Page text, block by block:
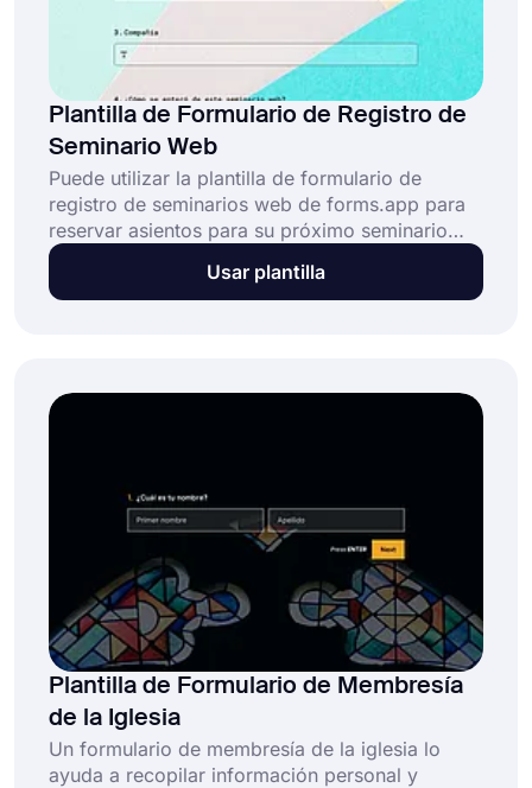
Plantilla de Formulario de Registro de
Seminario Web
Puede utilizar la plantilla de formulario de
registro de seminarios web de forms.app para
reservar asientos para su próximo seminario
web en línea. Puede comenzar rápidamente con
esta plantilla de formulario lista para usar,
la página de registro de su seminario web. Es
totalmente gratuito y no requiere habilidades de
Usar plantilla
Plantilla de Formulario de Membresía
de la Iglesia
Un formulario de membresía de la iglesia lo
ayuda a recopilar información personal y